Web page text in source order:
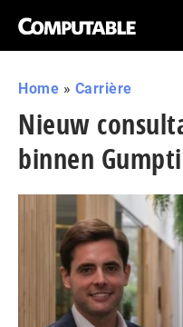
Home » Carrière
Nieuw
binnen